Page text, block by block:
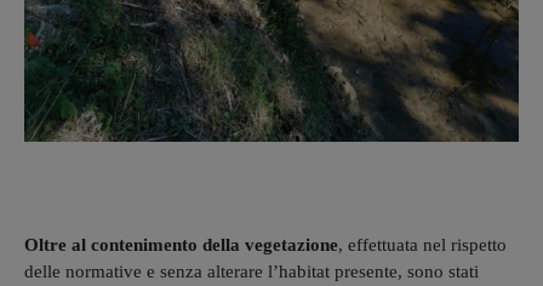
Oltre al contenimento della vegetazione, effettuata nel rispetto
delle normative e senza alterare l’habitat presente, sono stati